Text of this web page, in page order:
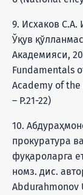
9. Исхаков С.А.
Ўқув
Академияси,
Fundamentals
Academy of
– P.21-22)
10.
прокуратура
фуқароларга
номз. дис.
Abdurahmonov